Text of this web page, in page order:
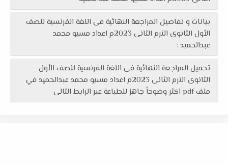
بيانات و تفاصيل المراجعة النهائية فى اللغة الفرنسية للصف
الأول الثانوى الترم الثانى 2023م اعداد مسيو محمد
عبدالحميد :
تحميل المراجعة النهائية فى اللغة الفرنسية للصف الأول
الثانوى الترم الثانى 2023م اعداد مسيو محمد عبدالحميد في
ملف pdf اكثر وضوحاً جاهز للطباعة عبر الرابط التالى